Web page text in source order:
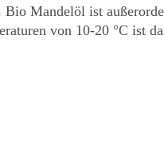
Mandelöl ist
von 10-20 °C ist